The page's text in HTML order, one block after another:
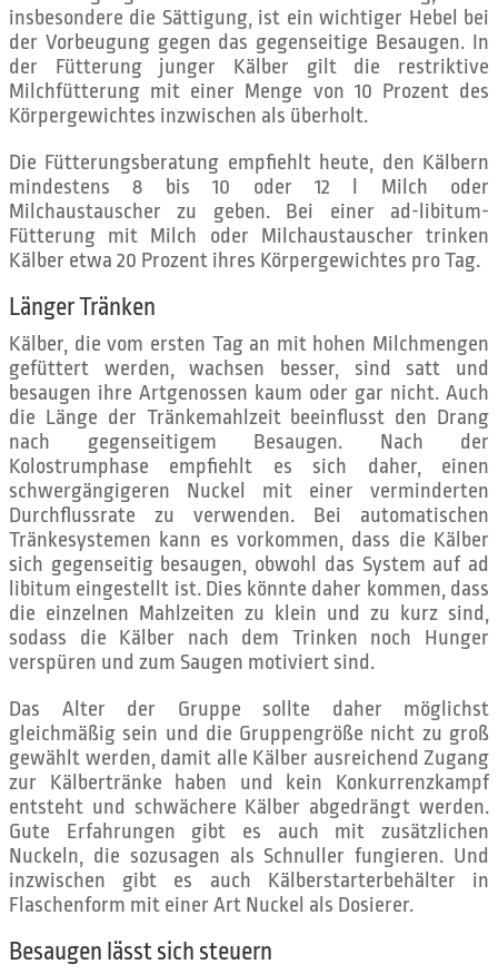
insbesondere die Sättigung, ist ein wichtiger Hebel bei
der Vorbeugung gegen das gegenseitige Besaugen. In
der Fütterung junger Kälber gilt die restriktive
Milchfütterung mit einer Menge von 10 Prozent des
Körpergewichtes inzwischen als überholt.
Die Fütterungsberatung empfiehlt heute, den Kälbern
mindestens 8 bis 10 oder 12 l Milch oder
Milchaustauscher zu geben. Bei einer ad-libitum-
Fütterung mit Milch oder Milchaustauscher trinken
Kälber etwa 20 Prozent ihres Körpergewichtes pro Tag.
Länger Tränken
Kälber, die vom ersten Tag an mit hohen Milchmengen
gefüttert werden, wachsen besser, sind satt und
besaugen ihre Artgenossen kaum oder gar nicht. Auch
die Länge der Tränkemahlzeit beeinflusst den Drang
nach gegenseitigem Besaugen. Nach der
Kolostrumphase empfiehlt es sich daher, einen
schwergängigeren Nuckel mit einer verminderten
Durchflussrate zu verwenden. Bei automatischen
Tränkesystemen kann es vorkommen, dass die Kälber
sich gegenseitig besaugen, obwohl das System auf ad
libitum eingestellt ist. Dies könnte daher kommen, dass
die einzelnen Mahlzeiten zu klein und zu kurz sind,
sodass die Kälber nach dem Trinken noch Hunger
verspüren und zum Saugen motiviert sind.
Das Alter der Gruppe sollte daher möglichst
gleichmäßig sein und die Gruppengröße nicht zu groß
gewählt werden, damit alle Kälber ausreichend Zugang
zur Kälbertränke haben und kein Konkurrenzkampf
entsteht und schwächere Kälber abgedrängt werden.
Gute Erfahrungen gibt es auch mit zusätzlichen
Nuckeln, die sozusagen als Schnuller fungieren. Und
inzwischen gibt es auch Kälberstarterbehälter in
Flaschenform mit einer Art Nuckel als Dosierer.
Besaugen lässt sich steuern